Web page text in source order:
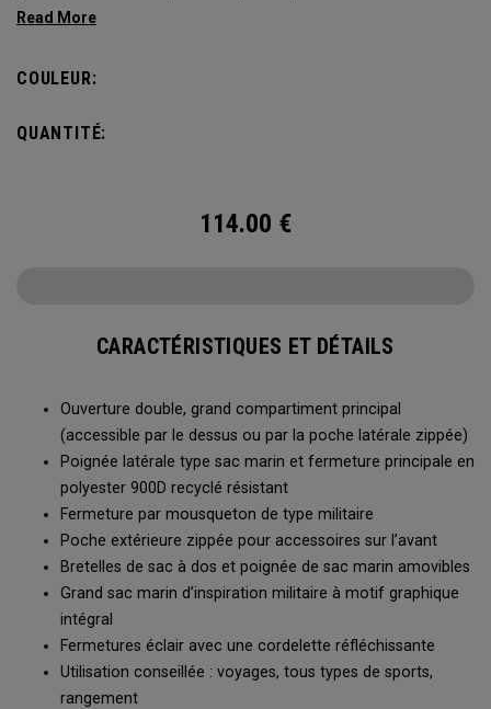
sacs marins militaires. Avec sa capacité de 60 L, le format
polyvalent. Il est assez grand pour vous accompagner dans
vos déplacements. Que vous partiez sur une longue
randonnée, une sortie de plongée ou pour ranger votre
COULEUR:
QUANTITÉ:
114.00 €
CARACTÉRISTIQUES ET DÉTAILS
Ouverture double, grand compartiment principal
(accessible par le dessus ou par la poche latérale zippée)
Poignée latérale type sac marin et fermeture principale en
polyester 900D recyclé résistant
Fermeture par mousqueton de type militaire
Poche extérieure zippée pour accessoires sur l’avant
Bretelles de sac à dos et poignée de sac marin amovibles
Grand sac marin d’inspiration militaire à motif graphique
intégral
Fermetures éclair avec une cordelette réfléchissante
Utilisation conseillée : voyages, tous types de sports,
rangement